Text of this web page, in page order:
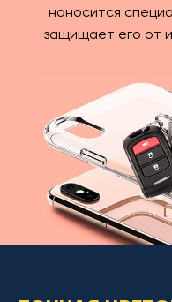
наносится
защищает его от